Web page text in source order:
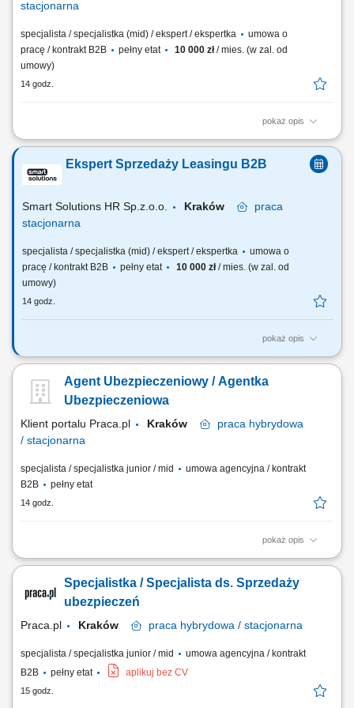
stacjonarna
specjalista / specjalistka (mid) / ekspert / ekspertka
umowa o
pracę / kontrakt B2B
pełny etat 10 000 zł/ mies. (w zal. od
umowy)
14 godz.
pokaż opis
Opis stanowiska: Rozwijanie sprzedaży usług leasingowych poprzez
przedsiębiorców i dobór optymalnych rozwiązań finansowych.
Przygotowywanie ofert handlowych oraz prowadzenie negocjacji.
Ekspert Sprzedaży Leasingu B2B
Smart Solutions HR Sp.z.o.o. Kraków
praca
stacjonarna
specjalista / specjalistka (mid) / ekspert / ekspertka
umowa o
pracę / kontrakt B2B
pełny etat 10 000 zł/ mies. (w zal. od
umowy)
14 godz.
pokaż opis
Twój zakres zadań aktywne pozyskiwanie klientów biznesowych
rozwijanie długofalowych relacji z przedsiębiorcami, prowadzenie
całego procesu sprzedaży – od pierwszego kontaktu z klientem do
Agent Ubezpieczeniowy / Agentka
Ubezpieczeniowa
Klient portalu Praca.pl Kraków praca hybrydowa
/ stacjonarna
specjalista / specjalistka junior / mid
umowa agencyjna / kontrakt
B2B
pełny etat
14 godz.
pokaż opis
Budowanie i pozyskiwanie własnego portfela klientów oraz relacji
ubezpieczeniowych; Prowadzenie spotkań handlowych w formie online
i stacjonarnej; Realizacja indywidualnych celów sprzedażowych przy
Specjalistka / Specjalista ds. Sprzedaży
ubezpieczeń
Praca.pl Kraków praca hybrydowa / stacjonarna
specjalista / specjalistka junior / mid
umowa agencyjna / kontrakt
B2B
pełny etat aplikuj bez CV
15 godz.